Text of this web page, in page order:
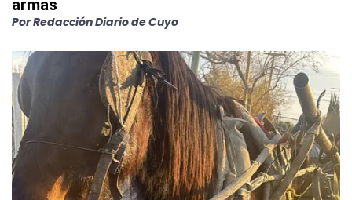
armas
PorRedacción Diario de Cuyo